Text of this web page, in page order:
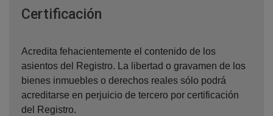
Certificación
Acredita fehacientemente el contenido de los
asientos del Registro. La libertad o gravamen de los
bienes inmuebles o derechos reales sólo podrá
acreditarse en perjuicio de tercero por certificación
del Registro.